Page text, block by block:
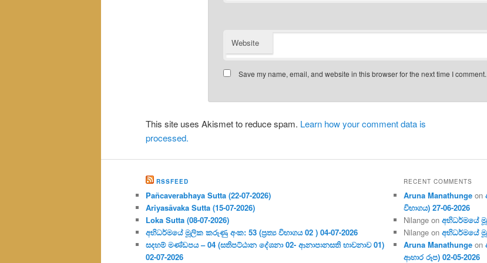
Website
Save my name, email, and website in this browser for the next time I comment.
This site uses Akismet to reduce spam. Learn how your comment data is
processed.
RSSFEED
Pañcaverabhaya Sutta (22-07-2026)
Ariyasāvaka Sutta (15-07-2026)
Loka Sutta (08-07-2026)
අභිධර්මයේ මූලික කරුණු අංක: 53 (ප්‍ර‍ත්‍ය විභාගය 02 ) 04-07-2026
සදහම් මණ්ඩපය – 04 (සතිපට්ඨාන දේශනා 02- ආනාපානසති භාවනාව 01)
02-07-2026
RECENT COMMENTS
Aruna Manathunge on
විභාගය) 27-06-2026
Nilange onඅභිධර්මයේ
Nilange onඅභිධර්මයේ
Aruna Manathunge on
ආහාර රූප) 02-05-2026